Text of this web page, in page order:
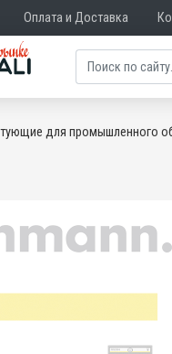
Оплата и Доставка
для промышленного